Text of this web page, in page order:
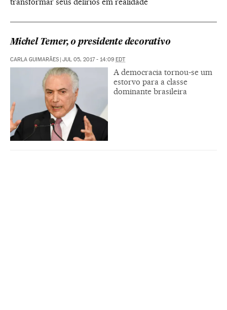
Michel Temer, o presidente decorativo
CARLA GUIMARÃES JUL 05, 2017 - 14:09 EDT
A democracia tornou-se um
estorvo para a classe
dominante brasileira